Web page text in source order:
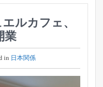
ルカフェ、
業
in 日本関係